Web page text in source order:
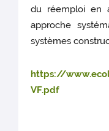
du réemploi en
approche
systèmes
https://
VF.pdf